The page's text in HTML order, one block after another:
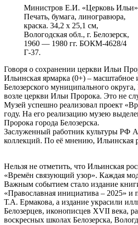
Министров Е.И. «Церковь
Печать, бумага, линогравюра,
краска. 34,2 х 25,1 см,
Вологодская обл., г. Белозерск,
1960 — 1980 гг. БОКМ-4628/4
Г-37.
Говоря о сохранении церкви Ильи
Ильинская ярмарка (0+) – масштабное
Белозерского муниципального
возле церкви Ильи Пророка. Это не
Музей успешно реализовал проект
году. На его реализацию музею
Пророка города Белозерска.
Заслуженный работник культуры РФ
коллекций. По её мнению,
Нельзя не отметить, что Ильинская
«Времён связующий узор». Каждая
Важным событием стало издание
«Православная инициатива – 2025» и
Т.А. Ермакова, а издание украсили
Белозерцев, иконописцев XVII века,
воскресных школах Белозерска,